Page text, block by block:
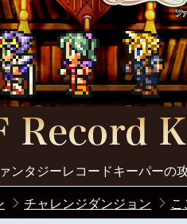
ンタジーレコードキーパーの
チャレンジダンジョン こ